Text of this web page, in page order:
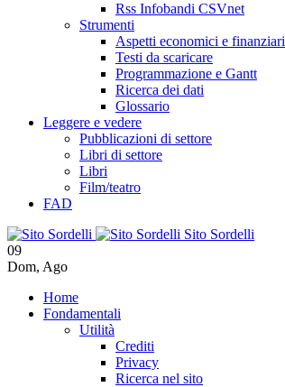
Rss Infobandi CSVnet
Strumenti
Aspetti economici e finanziari
Testi da scaricare
Programmazione e Gantt
Ricerca dei dati
Glossario
Leggere e vedere
Pubblicazioni di settore
Libri di settore
Libri
Film/teatro
FAD
Sito Sordelli
09
Dom, Ago
Home
Fondamentali
Utilità
Crediti
Privacy
Ricerca nel sito